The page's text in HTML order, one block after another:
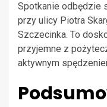
Spotkanie odbędzie
przy ulicy Piotra
Szczecinka. To
przyjemne z
aktywnym